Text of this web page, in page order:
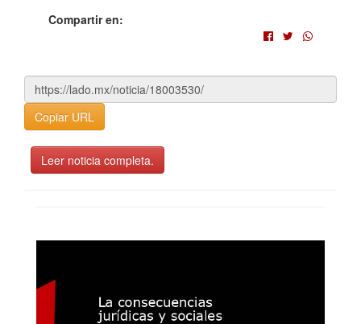
Compartir en:
Copiar URL
Leer noticia completa.